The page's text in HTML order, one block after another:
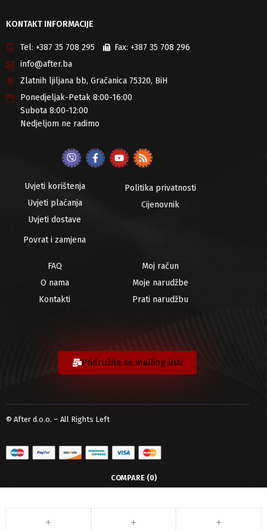
KONTAKT INFORMACIJE
Tel: +387 35 708 295 Fax: +387 35 708 296
info@after.ba
Zlatnih ljiljana bb, Gračanica 75320, BiH
Ponedjeljak-Petak 8:00-16:00
Subota 8:00-12:00
Nedjeljom ne radimo
Uvjeti korištenja
Uvjeti plaćanja
Uvjeti dostave
Povrat i zamjena
Politika privatnosti
Cijenovnik
FAQ
O nama
Kontakti
Moj račun
Moje narudžbe
Prati narudžbu
Pridružite se mailing listi
© After d.o.o. – All Rights Left
COMPARE (0)